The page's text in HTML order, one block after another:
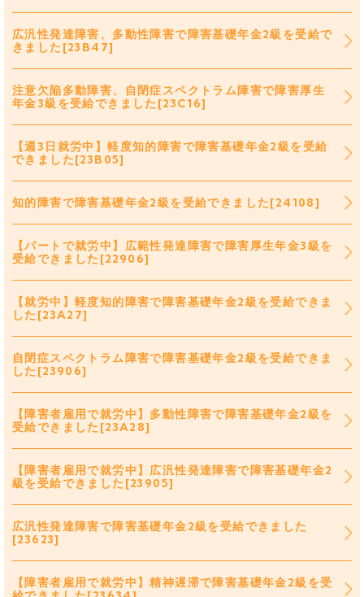
広汎性発達障害、多動性障害で障害基礎年金2級を受給で
きました[23B47]
注意欠陥多動障害、自閉症スペクトラム障害で障害厚生
年金3級を受給できました[23C16]
【週3日就労中】軽度知的障害で障害基礎年金2級を受給
できました[23B05]
知的障害で障害基礎年金2級を受給できました[24108]
【パートで就労中】広範性発達障害で障害厚生年金3級を
受給できました[22906]
【就労中】軽度知的障害で障害基礎年金2級を受給できま
した[23A27]
自閉症スペクトラム障害で障害基礎年金2級を受給できま
した[23906]
【障害者雇用で就労中】多動性障害で障害基礎年金2級を
受給できました[23A28]
【障害者雇用で就労中】広汎性発達障害で障害基礎年金2
級を受給できました[23905]
広汎性発達障害で障害基礎年金2級を受給できました
[23623]
【障害者雇用で就労中】精神遅滞で障害基礎年金2級を受